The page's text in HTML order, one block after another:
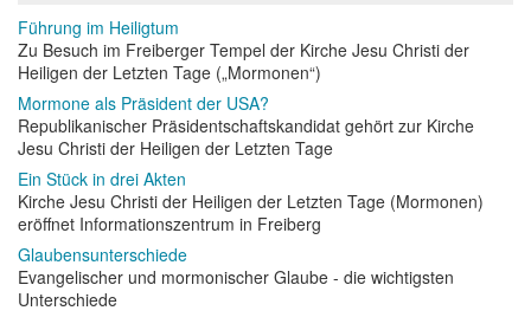
Führung im Heiligtum
Zu Besuch im Freiberger Tempel der Kirche Jesu Christi der
Heiligen der Letzten Tage („Mormonen“)
Mormone als Präsident der USA?
Republikanischer Präsidentschaftskandidat gehört zur Kirche
Jesu Christi der Heiligen der Letzten Tage
Ein Stück in drei Akten
Kirche Jesu Christi der Heiligen der Letzten Tage (Mormonen)
eröffnet Informationszentrum in Freiberg
Glaubensunterschiede
Evangelischer und mormonischer Glaube - die wichtigsten
Unterschiede